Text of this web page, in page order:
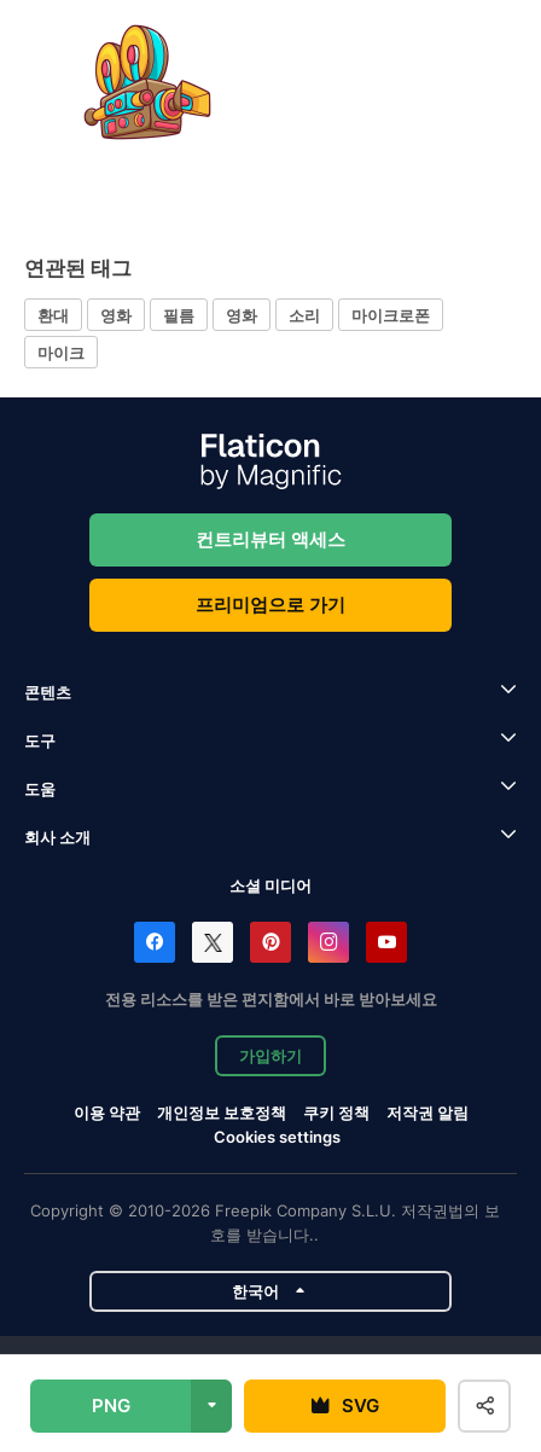
PNG SVG
연관된 태그
환대 영화 필름 영화 소리
마이크로폰
마이크
컨트리뷰터 액세스
프리미엄으로 가기
콘텐츠
도구
도움
회사 소개
소셜 미디어
전용 리소스를 받은 편지함에서 바로 받아보세요
가입하기
이용 약관 개인정보 보호정책 쿠키 정책
저작권 알림
Cookies settings
Copyright © 2010-2026 Freepik Company S.L.U. 저작권법의 보
호를 받습니다..
한국어